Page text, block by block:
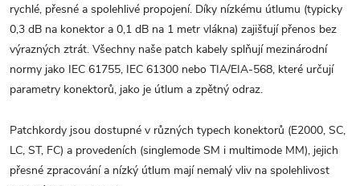
rychlé, přesné a spolehlivé propojení. Díky nízkému útlumu (typicky
0,3 dB na konektor a 0,1 dB na 1 metr vlákna) zajišťují přenos bez
výrazných ztrát. Všechny naše patch kabely splňují mezinárodní
normy jako IEC 61755, IEC 61300 nebo TIA/EIA-568, které určují
parametry konektorů, jako je útlum a zpětný odraz.
Patchkordy jsou dostupné v různých typech konektorů (E2000, SC,
LC, ST, FC) a provedeních (singlemode SM i multimode MM), jejich
přesné zpracování a nízký útlum mají nemalý vliv na spolehlivost